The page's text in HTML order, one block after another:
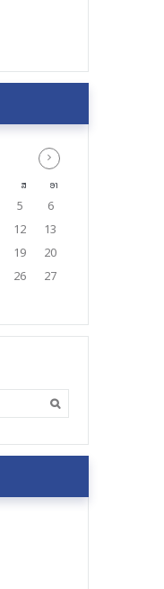
ສ ອາ
5
6
12
13
19
20
26
27